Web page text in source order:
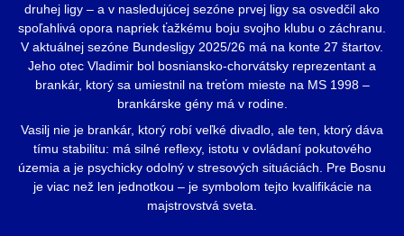
druhej ligy – a v nasledujúcej sezóne prvej ligy sa osvedčil ako
spoľahlivá opora napriek ťažkému boju svojho klubu o záchranu.
V aktuálnej sezóne Bundesligy 2025/26 má na konte 27 štartov.
Jeho otec Vladimir bol bosniansko-chorvátsky reprezentant a
brankár, ktorý sa umiestnil na treťom mieste na MS 1998 –
brankárske gény má v rodine.
Vasilj nie je brankár, ktorý robí veľké divadlo, ale ten, ktorý dáva
tímu stabilitu: má silné reflexy, istotu v ovládaní pokutového
územia a je psychicky odolný v stresových situáciách. Pre Bosnu
je viac než len jednotkou – je symbolom tejto kvalifikácie na
majstrovstvá sveta.